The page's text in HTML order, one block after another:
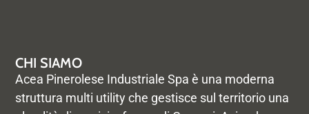
CHI SIAMO
Acea Pinerolese Industriale Spa è una moderna
struttura multi utility che gestisce sul territorio una